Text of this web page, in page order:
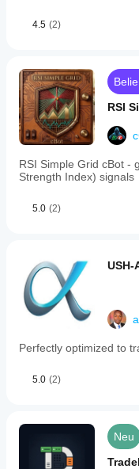
4.5 (2)
RSI
RSI Simple Grid cBot -
Strength Index) signals
5.0 (2)
USH-
Perfectly optimized to
5.0 (2)
Neu